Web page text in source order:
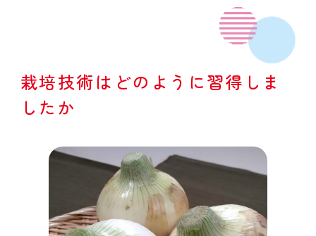
栽培技術はどのように習得しま
したか